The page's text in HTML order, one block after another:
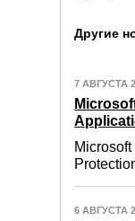
Другие
7 АВГУСТА
6 АВГУСТА